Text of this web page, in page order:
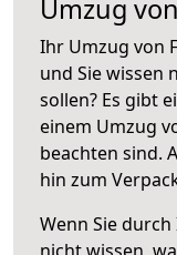
Umzug
Ihr Umzug von
und Sie wissen
sollen? Es gibt
einem Umzug
beachten sind.
hin zum
Wenn Sie